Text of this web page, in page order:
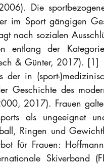
Die
im Sport gängigen
nach sozialen
entlang der
& Günter, 2017). [1]
der in (sport-
Geschichte des
2017). Frauen
als ungeeignet
Ringen und
für Frauen:
Skiverband